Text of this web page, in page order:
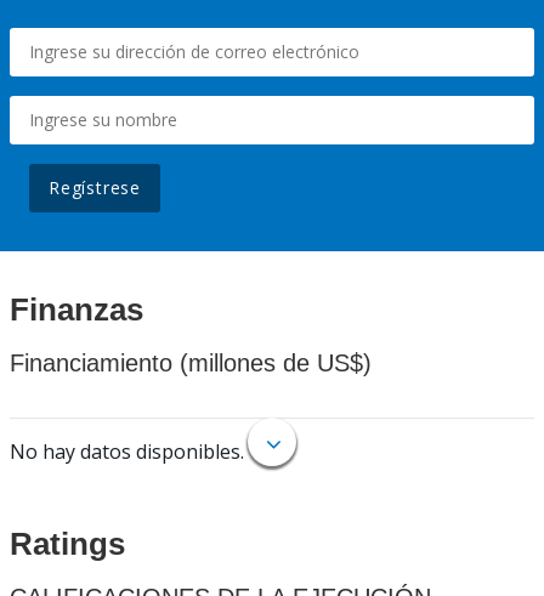
Regístrese
Finanzas
Financiamiento (millones de US$)
No hay datos disponibles.
Ratings